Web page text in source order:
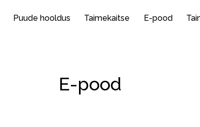
Puude hooldus Taimekaitse E-pood
E-pood